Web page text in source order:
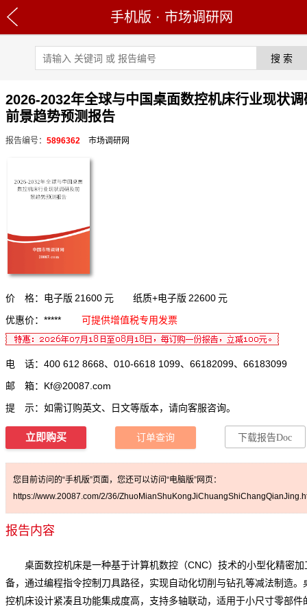
手机版 · 市场调研网
2026-2032年全球与中国桌面数控机床行业现状调
前景趋势预测报告
报告编号： 5896362 市场调研网
价 格：电子版 21600 元 纸质+电子版 22600 元
优惠价：*****
可提供增值税专用发票
电 话：400 612 8668、010-6618 1099、66182099、66183099
邮 箱： Kf@20087.com
提 示：如需订购英文、日文等版本，请向客服咨询。
立即购买 订单查询 下载报告Doc
您目前访问的“手机版”页面，您还可以访问“电脑版”网页：
https://www.20087.com/2/36/
报告内容
桌面数控机床是一种基于计算机数控（CNC）技术的小型化精密加
备，通过编程指令控制刀具路径，实现自动化切削与钻孔等减法制造。
控机床设计紧凑且功能集成度高，支持多轴联动，适用于小尺寸零部件